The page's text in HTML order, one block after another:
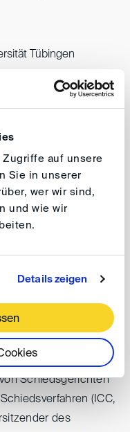
Zugriffe auf unsere
Sie in unserer
wer wir sind,
und wie wir
Details zeigen
Tübingen
an der Universität
am LG Mannheim
und
Eigentum an der TU
Center der World
Schiedsgerichten
(ICC,
des